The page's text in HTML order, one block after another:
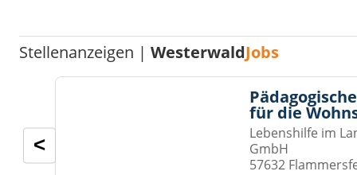
Stellenanzeigen |WesterwaldJobs
für die
Lebenshilfe im
GmbH
57632
<